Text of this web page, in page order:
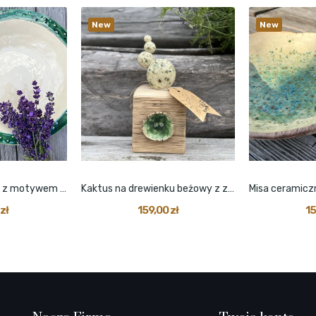
Duży głęboki talerz z motywem kaktusa beżowy
New
Kaktus na drewienku beżowy z zielonym guzikiem
159,00 zł
New